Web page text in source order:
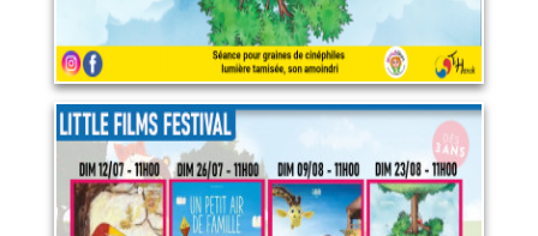
Programme "Little films
festival"
23 août 2026